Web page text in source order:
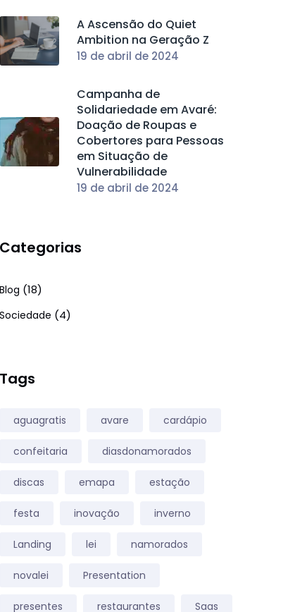
A Ascensão do Quiet
Ambition na Geração Z
19 de abril de 2024
Campanha de
Solidariedade em Avaré:
Doação de Roupas e
Cobertores para Pessoas
em Situação de
Vulnerabilidade
19 de abril de 2024
Categorias
Blog (18)
Sociedade (4)
Tags
aguagratis avare cardápio
confeitaria diasdonamorados
discas emapa estação
festa inovação inverno
Landing lei namorados
novalei Presentation
presentes restaurantes Saas